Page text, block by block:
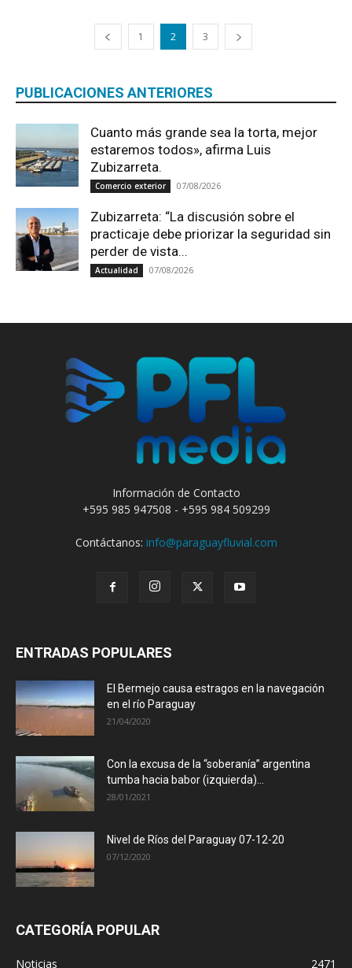
1 2 3
PUBLICACIONES ANTERIORES
Cuanto más grande sea la torta, mejor
estaremos todos», afirma Luis
Zubizarreta.
Comercio exterior 07/08/2026
Zubizarreta: “La discusión sobre el
practicaje debe priorizar la seguridad sin
perder de vista...
Actualidad 07/08/2026
Información de Contacto
+595 985 947508 - +595 984 509299
Contáctanos: info@paraguayfluvial.com
ENTRADAS POPULARES
El Bermejo causa estragos en la navegación
en el río Paraguay
21/04/2020
Con la excusa de la “soberanía” argentina
tumba hacia babor (izquierda)...
28/01/2021
Nivel de Ríos del Paraguay 07-12-20
07/12/2020
CATEGORÍA POPULAR
Noticias 2471